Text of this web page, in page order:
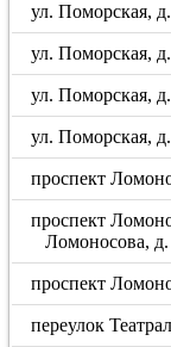
ул. Поморская,
ул. Поморская,
ул. Поморская,
ул. Поморская,
проспект
проспект
Ломоносова, д.
проспект
переулок